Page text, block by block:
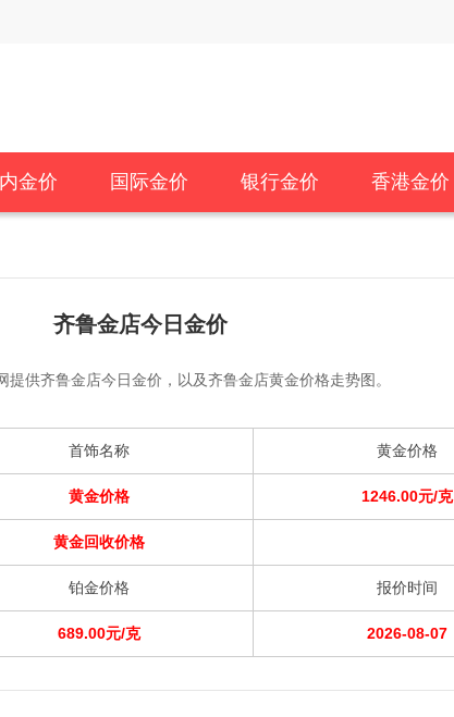
金价 国际金价 银行金价 香港金价
齐鲁金店今日金价
供齐鲁金店今日金价，以及齐鲁金店黄金价格走势图。
首饰名称 黄金价格
黄金价格 1246.00元/克
黄金回收价格
铂金价格 报价时间
689.00元/克 2026-08-07